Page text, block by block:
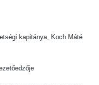
kapitánya, Koch Máté